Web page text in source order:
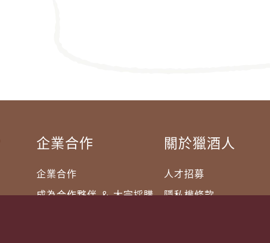
企業合作
企業合作
成為合作夥伴 ＆ 大宗採購
關於獵酒人
人才招募
隱私權條款